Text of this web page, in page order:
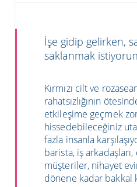
İşe gidip gelirken,
saklanmak
Kırmızı cilt ve
rahatsızlığının
etkileşime geçmek
hissedebileceğiniz
fazla insanla
barista, iş
müşteriler, nihayet
dönene kadar bakkal